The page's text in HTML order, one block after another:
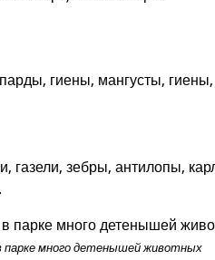
гиены, мангусты,
зебры, антилопы,
парке много детенышей животных